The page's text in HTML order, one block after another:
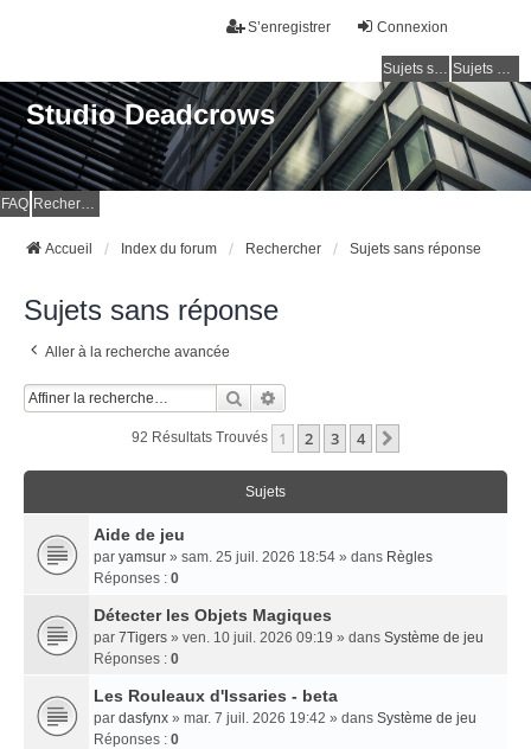
Connexion
S’enregistrer
Sujets sans réponse Sujets actifs
Studio Deadcrows
FAQ Rechercher
Accueil Index du forum Rechercher Sujets sans réponse
Sujets sans réponse
Aller à la recherche avancée
Rechercher
92 Résultats Trouvés 1 2 3 4
Sujets
Aide de jeu
par yamsur » sam. 25 juil. 2026 18:54 » dans Règles
Réponses : 0
Détecter les Objets Magiques
par 7Tigers » ven. 10 juil. 2026 09:19 » dans Système de jeu
Réponses : 0
Les Rouleaux d'Issaries - beta
par dasfynx » mar. 7 juil. 2026 19:42 » dans Système de jeu
Réponses : 0